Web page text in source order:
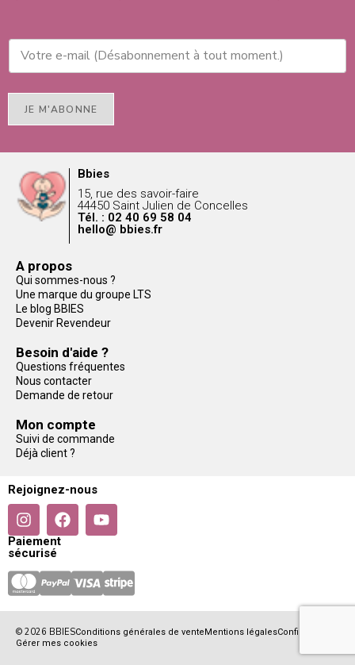
JE M'ABONNE
Bbies
15, rue des savoir-faire
44450 Saint Julien de Concelles
Tél. : 02 40 69 58 04
hello@ bbies.fr
A propos
Qui sommes-nous ?
Une marque du groupe LTS
Le blog BBIES
Devenir Revendeur
Besoin d'aide ?
Questions fréquentes
Nous contacter
Demande de retour
Mon compte
Suivi de commande
Déjà client ?
Rejoignez-nous
Paiement
sécurisé
© 2026 BBIESConditions générales de venteMentions légalesConfidentialité
Gérer mes cookies